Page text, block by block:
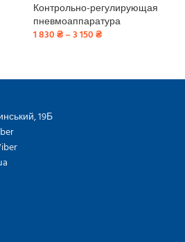
Контрольно-регулирующая
пневмоаппаратура
1 830₴–3 150₴
19Б